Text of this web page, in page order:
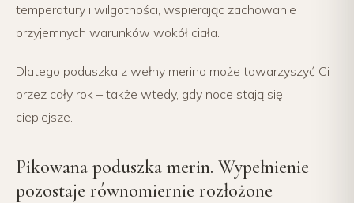
temperatury i wilgotności, wspierając zachowanie
przyjemnych warunków wokół ciała.
Dlatego poduszka z wełny merino może towarzyszyć Ci
przez cały rok – także wtedy, gdy noce stają się
cieplejsze.
Pikowana poduszka merin. Wypełnienie
pozostaje równomiernie rozłożone